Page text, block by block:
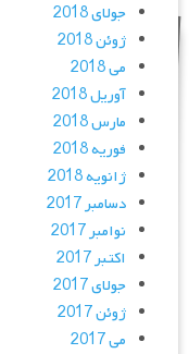
جولای 2018
ژوئن 2018
می 2018
آوریل 2018
مارس 2018
فوریه 2018
ژانویه 2018
دسامبر 2017
نوامبر 2017
اکتبر 2017
جولای 2017
ژوئن 2017
می 2017